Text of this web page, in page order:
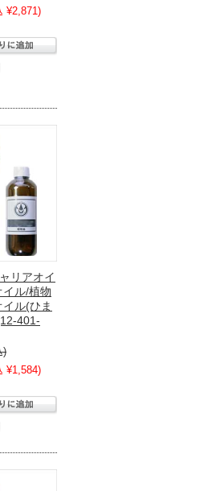
¥2,871)
リアオイ
ル/植物
ル(ひま
401-
)
¥1,584)